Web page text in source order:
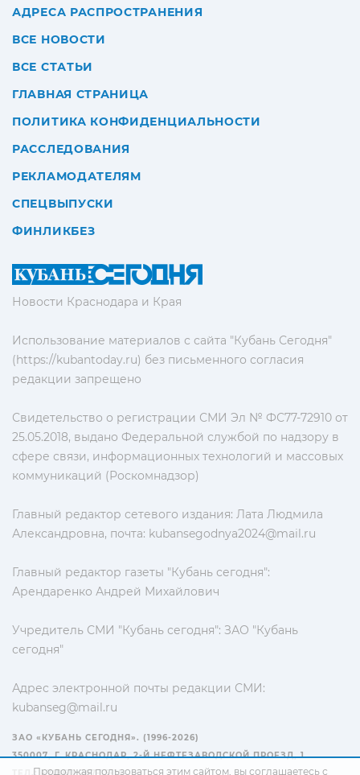
Новости Краснодара и Края
Использование материалов с сайта "Кубань Сегодня"
(https://kubantoday.ru) без письменного согласия
редакции запрещено
Свидетельство о регистрации СМИ Эл № ФС77-72910 от
25.05.2018, выдано Федеральной службой по надзору в
сфере связи, информационных технологий и массовых
коммуникаций (Роскомнадзор)
Главный редактор сетевого издания: Лата Людмила
Александровна, почта: kubansegodnya2024@mail.ru
Главный редактор газеты "Кубань сегодня":
Арендаренко Андрей Михайлович
Учредитель СМИ "Кубань сегодня": ЗАО "Кубань
сегодня"
Адрес электронной почты редакции СМИ:
kubanseg@mail.ru
АДРЕСА РАСПРОСТРАНЕНИЯ
ВСЕ НОВОСТИ
ВСЕ СТАТЬИ
ГЛАВНАЯ СТРАНИЦА
ПОЛИТИКА КОНФИДЕНЦИАЛЬНОСТИ
РАССЛЕДОВАНИЯ
РЕКЛАМОДАТЕЛЯМ
СПЕЦВЫПУСКИ
ФИНЛИКБЕЗ
ЗАО «КУБАНЬ СЕГОДНЯ». (1996-2026)
350007, Г. КРАСНОДАР, 2-Й НЕФТЕЗАВОДСКОЙ ПРОЕЗД, 1
Продолжая пользоваться этим сайтом, вы соглашаетесь с